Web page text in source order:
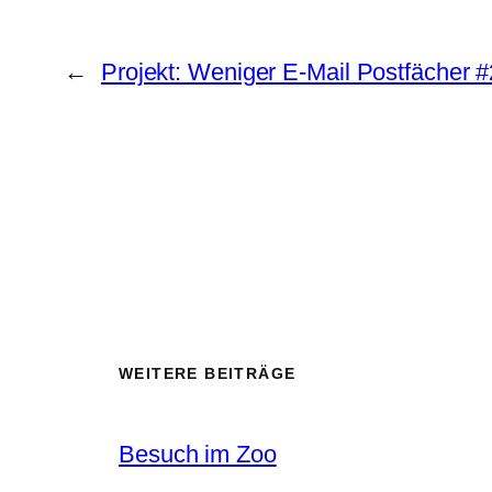
← Projekt: Weniger E-Mail Postfächer
WEITERE BEITRÄGE
Besuch im Zoo